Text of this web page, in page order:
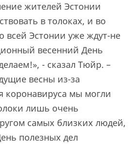
жителей Эстонии
в толоках, и во
всей Эстонии уже ждут-не
весенний День
- сказал Тюйр. –
весны из-за
коронавируса мы могли
лишь очень
самых близких людей,
полезных дел